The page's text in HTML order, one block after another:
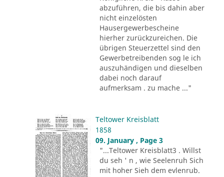
abzuführen, die bis dahin aber
nicht einzelösten
Hausergewerbescheine
hierher zurückzureichen. Die
übrigen Steuerzettel sind den
Gewerbetreibenden sog le ich
auszuhändigen und dieselben
dabei noch darauf
aufmerksam . zu mache ..."
Teltower Kreisblatt
1858
09. January , Page 3
"...Teltower Kreisblatt3 . Willst
du seh ' n , wie Seelenruh Sich
mit hoher Sieh dem evlenrub.